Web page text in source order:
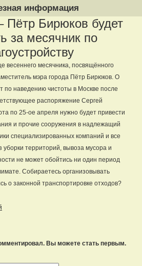
информация
Пётр Бирюков будет
за месячник по
весеннего месячника, посвящённого
мэра города Пётр Бирюков. О
по наведению чистоты в Москве после
распоряжение Сергей
по 25-ое апреля нужно будет привести
и прочие сооружения в надлежащий
специализированных компаний и все
территорий, вывоза мусора и
не может обойтись ни один период
Собираетесь организовывать
о законной транспортировке отходов?
Вы можете стать первым.